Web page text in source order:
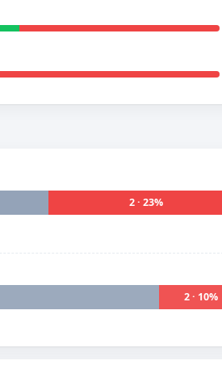
2 · 23%
2 · 10%